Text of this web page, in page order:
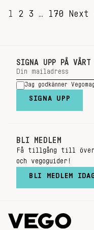
SIDNUMRERING
1 2 3 … 170 Next
SIGNA UPP PÅ VÅRT
Jag godkänner
SIGNA UPP
BLI MEDLEM
Få tillgång till
och vegoguider!
BLI MEDLEM